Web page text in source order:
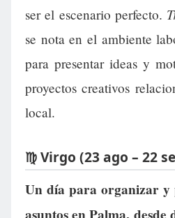
ser el escenario perfecto.
se nota en el ambiente
para presentar ideas y
proyectos creativos
local.
♍ Virgo (23 ago – 22
Un día para organizar y